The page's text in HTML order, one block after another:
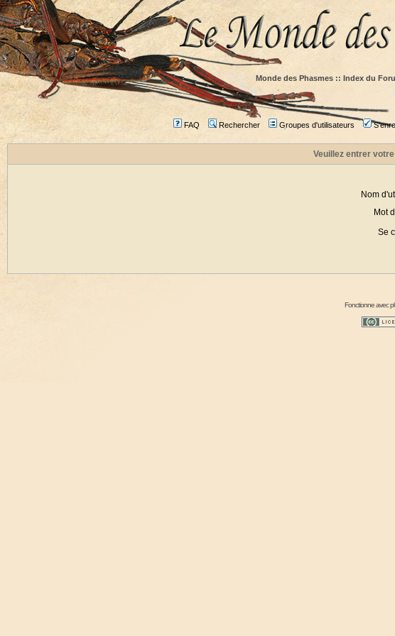
Monde des Phasmes :: Index du
FAQ Rechercher Groupes d'utilisateurs
Veuillez entrer
Nom
Mot
Se
Fonctionne avec